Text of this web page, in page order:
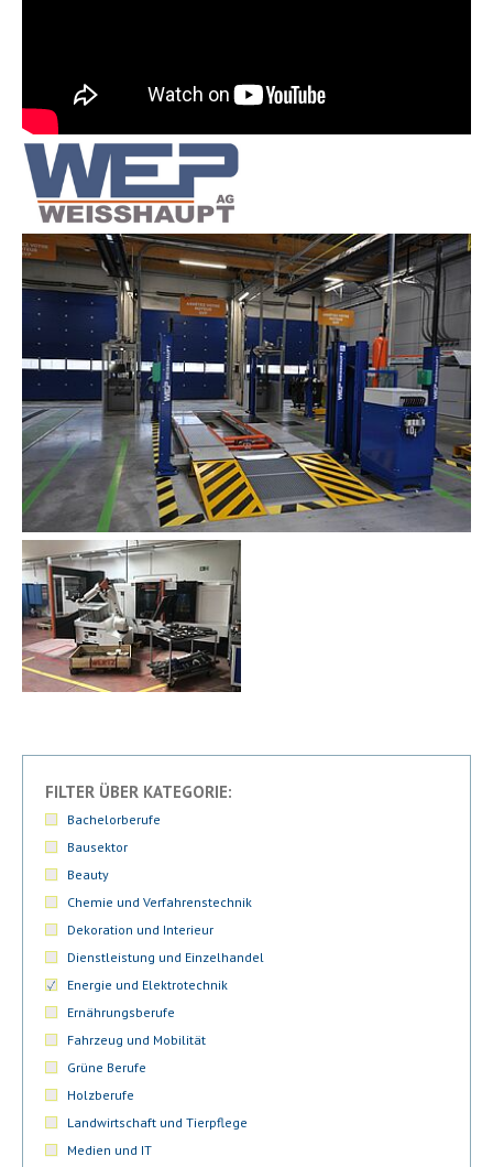
FILTER ÜBER KATEGORIE:
Bachelorberufe
Bausektor
Beauty
Chemie und Verfahrenstechnik
Dekoration und Interieur
Dienstleistung und Einzelhandel
Energie und Elektrotechnik
Ernährungsberufe
Fahrzeug und Mobilität
Grüne Berufe
Holzberufe
Landwirtschaft und Tierpflege
Medien und IT